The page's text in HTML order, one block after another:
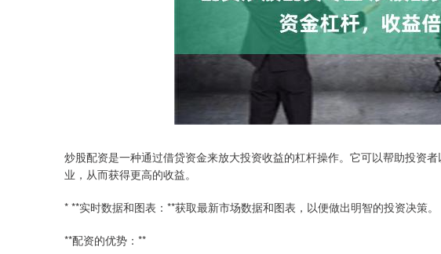
炒股配资是一种通过借贷资金来放大投资收益的杠杆操作。它可以帮助投资
业，从而获得更高的收益。
* **实时数据和图表：**获取最新市场数据和图表，以便做出明智的投资决策。
**配资的优势：**